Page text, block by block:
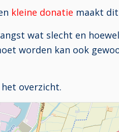
kleine donatie maakt
wat slecht en
worden kan ook
overzicht.